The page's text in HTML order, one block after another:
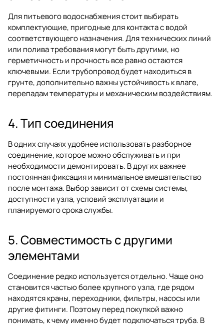
Для питьевого водоснабжения стоит выбирать
комплектующие, пригодные для контакта с водой
соответствующего назначения. Для технических линий
или полива требования могут быть другими, но
герметичность и прочность все равно остаются
ключевыми. Если трубопровод будет находиться в
грунте, дополнительно важны устойчивость к влаге,
перепадам температуры и механическим воздействиям.
4. Тип соединения
В одних случаях удобнее использовать разборное
соединение, которое можно обслуживать и при
необходимости демонтировать. В других важнее
постоянная фиксация и минимальное вмешательство
после монтажа. Выбор зависит от схемы системы,
доступности узла, условий эксплуатации и
планируемого срока службы.
5. Совместимость с другими
элементами
Соединение редко используется отдельно. Чаще оно
становится частью более крупного узла, где рядом
находятся краны, переходники, фильтры, насосы или
другие фитинги. Поэтому перед покупкой важно
понимать, к чему именно будет подключаться труба. В